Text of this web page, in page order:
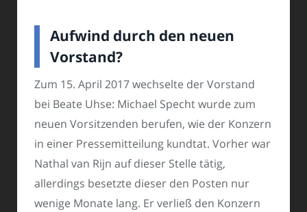
Aufwind durch den neuen
Vorstand?
Zum 15. April 2017 wechselte der Vorstand
bei Beate Uhse: Michael Specht wurde zum
neuen Vorsitzenden berufen, wie der Konzern
in einer Pressemitteilung kundtat. Vorher war
Nathal van Rijn auf dieser Stelle tätig,
allerdings besetzte dieser den Posten nur
wenige Monate lang. Er verließ den Konzern